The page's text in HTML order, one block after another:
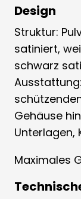
Design
Struktur:
satiniert,
schwarz
Gehäuse
Unterlagen,
Maximales